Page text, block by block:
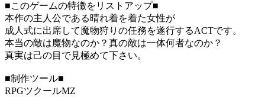
■このゲームの特徴をリストアップ■
本作の主人公である晴れ着を着た女性が
成人式に出席して魔物狩りの任務を遂行するACTです。
本当の敵は魔物なのか？真の敵は一体何者なのか？
真実は己の目で見極めて下さい。
■制作ツール■
RPGツクールMZ